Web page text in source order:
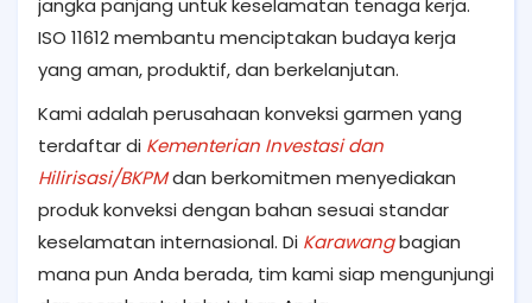
jangka panjang untuk keselamatan tenaga kerja.
ISO 11612 membantu menciptakan budaya kerja
yang aman, produktif, dan berkelanjutan.
Kami adalah perusahaan konveksi garmen yang
terdaftar di Kementerian Investasi dan
Hilirisasi/BKPMdan berkomitmen menyediakan
produk konveksi dengan bahan sesuai standar
keselamatan internasional. Di Karawangbagian
mana pun Anda berada, tim kami siap mengunjungi